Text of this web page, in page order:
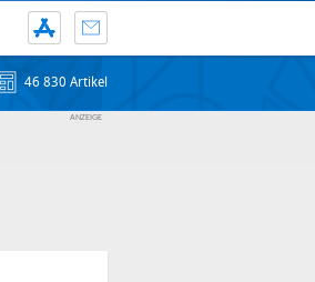
46 830 Artikel